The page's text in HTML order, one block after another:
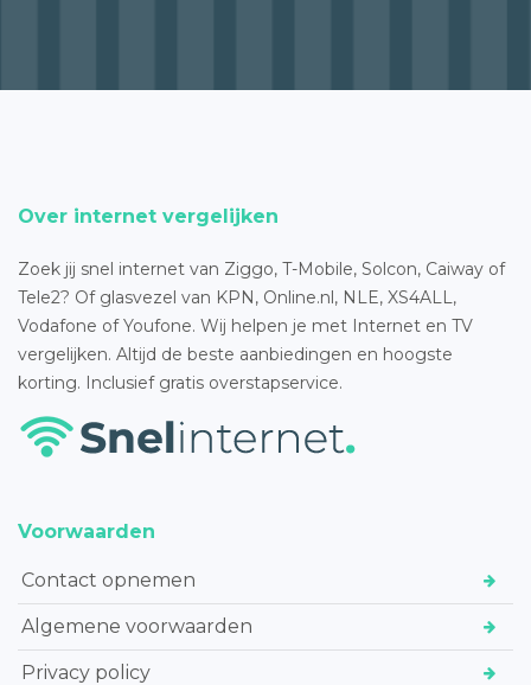
Over internet vergelijken
Zoek jij snel internet van Ziggo, T-Mobile, Solcon, Caiway of
Tele2? Of glasvezel van KPN, Online.nl, NLE, XS4ALL,
Vodafone of Youfone. Wij helpen je met Internet en TV
vergelijken. Altijd de beste aanbiedingen en hoogste
korting. Inclusief gratis overstapservice.
Voorwaarden
Contact opnemen
Algemene voorwaarden
Privacy policy